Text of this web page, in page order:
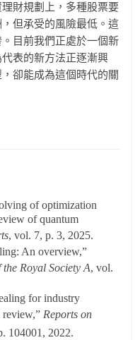
財規劃上，多種股票要
但承受的風險最低。這
目前我們正處於一個新
表的新方法正逐漸興
卻能成為這個時代的關
of optimization
of quantum
, vol. 7, p. 3, 2025.
An overview,”
Royal Society A, vol.
for industry
Reports on
104001, 2022.